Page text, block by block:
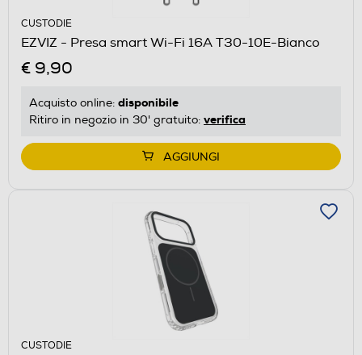
CUSTODIE
EZVIZ - Presa smart Wi-Fi 16A T30-10E-Bianco
€ 9,90
Acquisto online: disponibile
Ritiro in negozio in 30' gratuito: verifica
AGGIUNGI
CUSTODIE